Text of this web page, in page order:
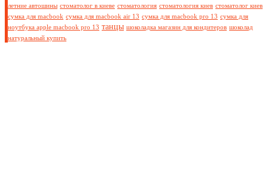
летние автошины стоматолог в киеве стоматология стоматология киев стоматолог киев
сумка для macbook сумка для macbook air 13 сумка для macbook pro 13 сумка для
ноутбука apple macbook pro 13 танцы шоколадка магазин для кондитеров шоколад
натуральный купить